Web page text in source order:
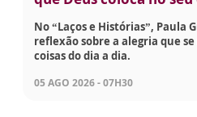
No “Laços e Histórias”, Paula
reflexão sobre a alegria que
coisas do dia a dia.
05 AGO 2026 - 07H30